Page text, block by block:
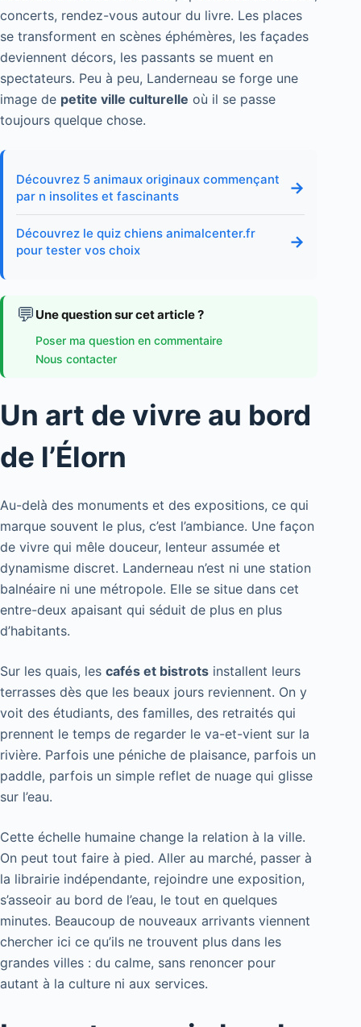
concerts, rendez-vous autour du livre. Les places
se transforment en scènes éphémères, les façades
deviennent décors, les passants se muent en
spectateurs. Peu à peu, Landerneau se forge une
image de petite ville culturelle où il se passe
toujours quelque chose.
Découvrez 5 animaux originaux commençant
par n insolites et fascinants
→
Découvrez le quiz chiens animalcenter.fr
pour tester vos choix
→
💬 Une question sur cet article ?
Poser ma question en commentaire
Nous contacter
Un art de vivre au bord
de l’Élorn
Au-delà des monuments et des expositions, ce qui
marque souvent le plus, c’est l’ambiance. Une façon
de vivre qui mêle douceur, lenteur assumée et
dynamisme discret. Landerneau n’est ni une station
balnéaire ni une métropole. Elle se situe dans cet
entre-deux apaisant qui séduit de plus en plus
d’habitants.
Sur les quais, les cafés et bistrots installent leurs
terrasses dès que les beaux jours reviennent. On y
voit des étudiants, des familles, des retraités qui
prennent le temps de regarder le va-et-vient sur la
rivière. Parfois une péniche de plaisance, parfois un
paddle, parfois un simple reflet de nuage qui glisse
sur l’eau.
Cette échelle humaine change la relation à la ville.
On peut tout faire à pied. Aller au marché, passer à
la librairie indépendante, rejoindre une exposition,
s’asseoir au bord de l’eau, le tout en quelques
minutes. Beaucoup de nouveaux arrivants viennent
chercher ici ce qu’ils ne trouvent plus dans les
grandes villes : du calme, sans renoncer pour
autant à la culture ni aux services.